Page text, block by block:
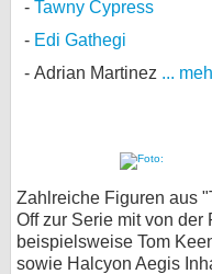
Tawny Cypress
Edi Gathegi
Adrian Martinez ...
Zahlreiche Figuren aus
Off zur Serie mit von der
beispielsweise Tom
sowie Halcyon Aegis